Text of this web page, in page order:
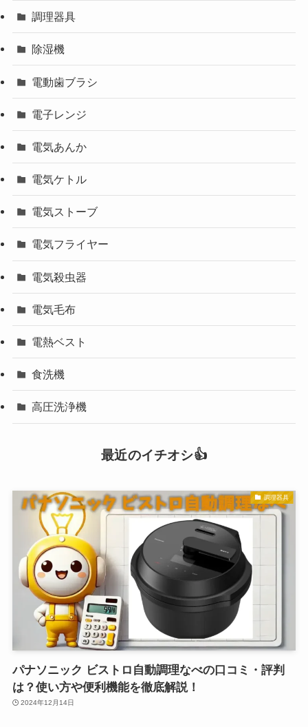
調理器具
除湿機
電動歯ブラシ
電子レンジ
電気あんか
電気ケトル
電気ストーブ
電気フライヤー
電気殺虫器
電気毛布
電熱ベスト
食洗機
高圧洗浄機
最近のイチオシ👍
調理器具
パナソニック ビストロ自動調理なべの口コミ・評判
は？使い方や便利機能を徹底解説！
2024年12月14日